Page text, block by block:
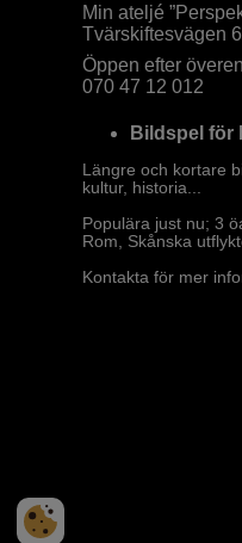
Min ateljé
Tvärskiftesvägen
Öppen efter
070 47 12 012
Bildspel för
Längre och kortare
kultur, historia...
Populära just nu; 3
Rom, Skånska
Kontakta för mer